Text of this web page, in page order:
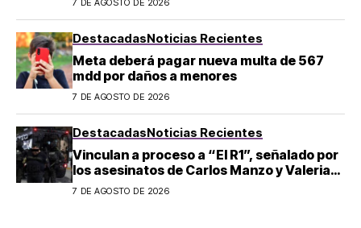
7 DE AGOSTO DE 2026
DestacadasNoticias Recientes
Meta deberá pagar nueva multa de 567
mdd por daños a menores
7 DE AGOSTO DE 2026
DestacadasNoticias Recientes
Vinculan a proceso a “El R1”, señalado por
los asesinatos de Carlos Manzo y Valeria
Márquez
7 DE AGOSTO DE 2026